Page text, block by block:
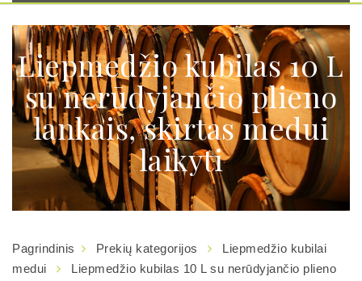
Liepmedžio kubilas 10 L
su nerūdyjančio plieno
lankais, skirtas medui
laikyti
Pagrindinis Prekių kategorijos
Liepmedžio kubilai
medui
Liepmedžio kubilas 10 L su nerūdyjančio plieno